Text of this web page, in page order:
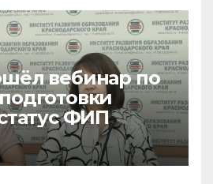
вебинар по
ФИП